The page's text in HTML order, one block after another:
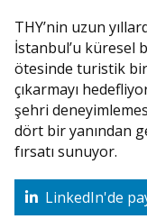
THY’nin uzun
İstanbul’u küresel
ötesinde turistik
çıkarmayı
şehri
dört bir yanından
fırsatı sunuyor.
LinkedIn'de